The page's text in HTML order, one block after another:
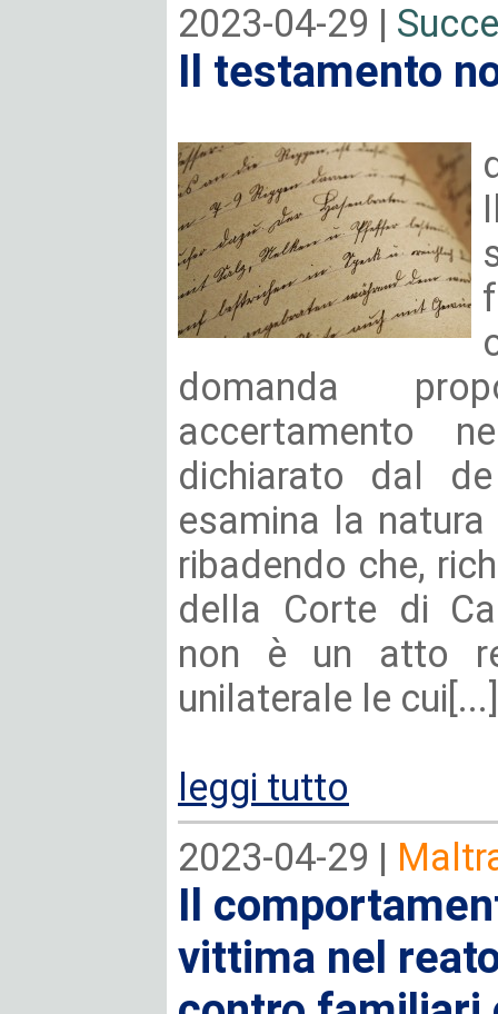
2023-04-29 |
Il testamento
domanda
accertamento
dichiarato dal
esamina la
ribadendo che,
della Corte di
non è un atto
unilaterale le cui[...]
leggi tutto
2023-04-29 |
Il
vittima nel